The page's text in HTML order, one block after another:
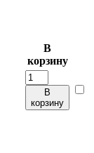
В
корзину
В
корзину